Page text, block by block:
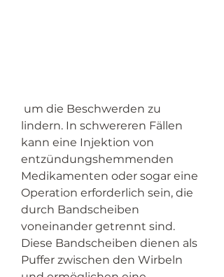
lindern. In schwereren Fällen
kann eine Injektion von
entzündungshemmenden
Medikamenten oder sogar eine
Operation erforderlich sein, die
durch Bandscheiben
voneinander getrennt sind.
Diese Bandscheiben dienen als
Puffer zwischen den Wirbeln